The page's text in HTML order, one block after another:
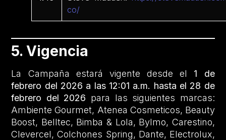
co/
5. Vigencia
La Campaña estará vigente desde el
1 de
febrero del 2026 a las 12:01 a.m. hasta el 28 de
febrero del 2026 para las siguientes marcas:
Ambiente Gourmet, Atenea Cosmeticos, Beauty
Boost, Belltec, Bimba & Lola, Bylmo, Carestino,
Clevercel, Colchones Spring, Dante, Electrolux,